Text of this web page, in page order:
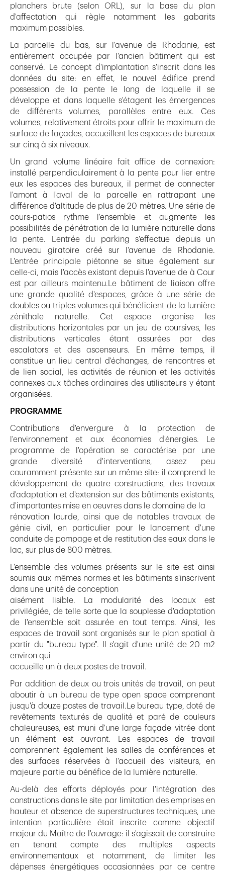
planchers brute (selon ORL), sur la base du plan
d'affectation qui règle notamment les gabarits
maximum possibles.
La parcelle du bas, sur l'avenue de Rhodanie, est
entièrement occupée par l'ancien bâtiment qui est
conservé. Le concept d'implantation s'inscrit dans les
données du site: en effet, le nouvel édifice prend
possession de la pente le long de laquelle il se
développe et dans laquelle s'étagent les émergences
de différents volumes, parallèles entre eux. Ces
volumes, relativement étroits pour offrir le maximum de
surface de façades, accueillent les espaces de bureaux
sur cinq à six niveaux.
Un grand volume linéaire fait office de connexion:
installé perpendiculairement à la pente pour lier entre
eux les espaces des bureaux, il permet de connecter
l'amont à l'aval de la parcelle en rattrapant une
différence d'altitude de plus de 20 mètres. Une série de
cours-patios rythme l'ensemble et augmente les
possibilités de pénétration de la lumière naturelle dans
la pente. L'entrée du parking s'effectue depuis un
nouveau giratoire créé sur l'avenue de Rhodanie.
L'entrée principale piétonne se situe également sur
celle-ci, mais l'accès existant depuis l'avenue de à Cour
est par ailleurs maintenu.Le bâtiment de liaison offre
une grande qualité d'espaces, grâce à une série de
doubles ou triples volumes qui bénéficient de la lumière
zénithale naturelle. Cet espace organise les
distributions horizontales par un jeu de coursives, les
distributions verticales étant assurées par des
escalators et des ascenseurs. En même temps, il
constitue un lieu central d'échanges, de rencontres et
de lien social, les activités de réunion et les activités
connexes aux tâches ordinaires des utilisateurs y étant
organisées.
PROGRAMME
Contributions d'envergure à la protection de
l'environnement et aux économies d'énergies. Le
programme de l'opération se caractérise par une
grande diversité d'interventions, assez peu
couramment présente sur un même site: il comprend le
développement de quatre constructions, des travaux
d'adaptation et d'extension sur des bâtiments existants,
d'importantes mise en oeuvres dans le domaine de la
rénovation lourde, ainsi que de notables travaux de
génie civil, en particulier pour le lancement d'une
conduite de pompage et de restitution des eaux dans le
lac, sur plus de 800 mètres.
L'ensemble des volumes présents sur le site est ainsi
soumis aux mêmes normes et les bâtiments s'inscrivent
dans une unité de conception
aisément lisible. La modularité des locaux est
privilégiée, de telle sorte que la souplesse d'adaptation
de l'ensemble soit assurée en tout temps. Ainsi, les
espaces de travail sont organisés sur le plan spatial à
partir du "bureau type". Il s'agit d'une unité de 20 m2
environ qui
accueille un à deux postes de travail.
Par addition de deux ou trois unités de travail, on peut
aboutir à un bureau de type open space comprenant
jusqu'à douze postes de travail.Le bureau type, doté de
revêtements texturés de qualité et paré de couleurs
chaleureuses, est muni d'une large façade vitrée dont
un élément est ouvrant. Les espaces de travail
comprennent également les salles de conférences et
des surfaces réservées à l'accueil des visiteurs, en
majeure partie au bénéfice de la lumière naturelle.
Au-delà des efforts déployés pour l'intégration des
constructions dans le site par limitation des emprises en
hauteur et absence de superstructures techniques, une
intention particulière était inscrite comme objectif
majeur du Maître de l'ouvrage: il s'agissait de construire
en tenant compte des multiples aspects
environnementaux et notamment, de limiter les
dépenses énergétiques occasionnées par ce centre